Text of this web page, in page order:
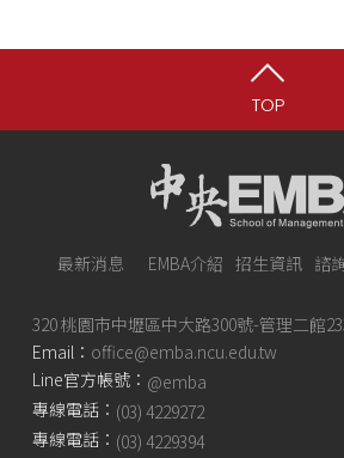
TOP
最新消息 EMBA介紹 招生資訊 諮
320 桃園市中壢區中大路300號-管理二館
Email： office@emba.ncu.edu.tw
Line官方帳號： @emba
專線電話： (03) 4229272
專線電話： (03) 4229394